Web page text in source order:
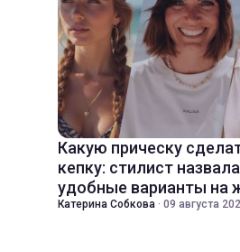
Какую прическу
кепку: стилист
удобные варианты на
Катерина Собкова · 09 августа